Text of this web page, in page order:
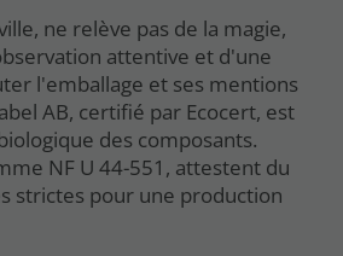
ne relève pas de la magie,
attentive et d'une
l'emballage et ses mentions
AB, certifié par Ecocert, est
des composants.
NF U 44-551, attestent du
strictes pour une production